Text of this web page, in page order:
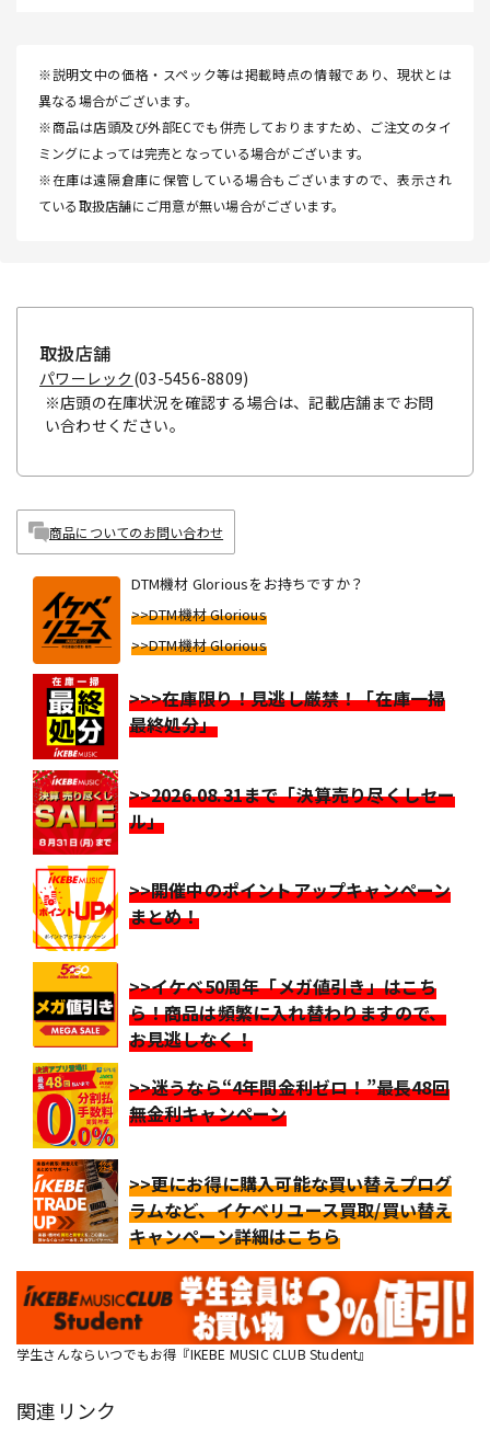
※説明文中の価格・スペック等は掲載時点の情報であり、現状とは
異なる場合がございます。
※商品は店頭及び外部ECでも併売しておりますため、ご注文のタイ
ミングによっては完売となっている場合がございます。
※在庫は遠隔倉庫に保管している場合もございますので、表示され
ている取扱店舗にご用意が無い場合がございます。
取扱店舗
パワーレック (03-5456-8809)
※店頭の在庫状況を確認する場合は、記載店舗までお問
い合わせください。
商品についてのお問い合わせ
DTM機材 Gloriousをお持ちですか？
>>DTM機材 Glorious
>>DTM機材 Glorious
>>>在庫限り！見逃し厳禁！「在庫一掃
最終処分」
>>2026.08.31まで「決算売り尽くしセー
ル」
>>開催中のポイントアップキャンペーン
まとめ！
>>イケベ50周年「メガ値引き」はこち
ら！商品は頻繁に入れ替わりますので、
お見逃しなく！
>>迷うなら“4年間金利ゼロ！”最長48回
無金利キャンペーン
>>更にお得に購入可能な買い替えプログ
ラムなど、イケベリユース買取/買い替え
キャンペーン詳細はこちら
学生さんならいつでもお得『IKEBE MUSIC CLUB Student』
関連リンク